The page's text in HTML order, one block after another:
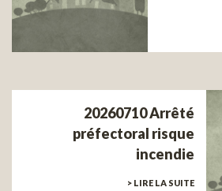
20260710 Arrêté
préfectoral risque
incendie
> LIRE LA SUITE